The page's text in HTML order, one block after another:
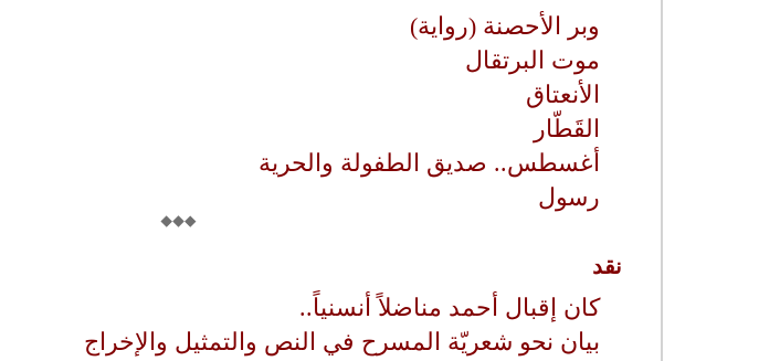
وبر الأحصنة (رواية)
موت البرتقال
الأنعتاق
القَطّار
أغسطس.. صديق الطفولة والحرية
رسول
نقد
كان إقبال أحمد مناضلاً أنسنياً..
بيان نحو شعريّة المسرح في النص والتمثيل والإخراج